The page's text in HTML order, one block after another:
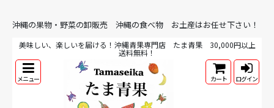
沖縄の果物・野菜の卸販売 沖縄の食べ物 お土産はお任せ下さい！
美味しい、楽しいを届ける！沖縄青果専門店 たま青果 30,000円以上
送料無料！
メニュー カート ログイン